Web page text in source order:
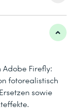
Firefly:
fotorealistisch
sowie